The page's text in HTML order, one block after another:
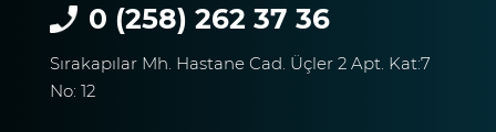
0 (258) 262 37 36
Sırakapılar Mh. Hastane Cad. Üçler 2 Apt. Kat:7
No: 12